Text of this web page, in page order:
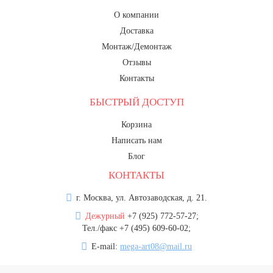
О компании
Доставка
Монтаж/Демонтаж
Отзывы
Контакты
БЫСТРЫЙ ДОСТУП
Корзина
Написать нам
Блог
КОНТАКТЫ
г. Москва, ул. Автозаводская, д. 21.
Дежурный +7 (925) 772-57-27;
Тел./факс +7 (495) 609-60-02;
E-mail: mega-art08@mail.ru